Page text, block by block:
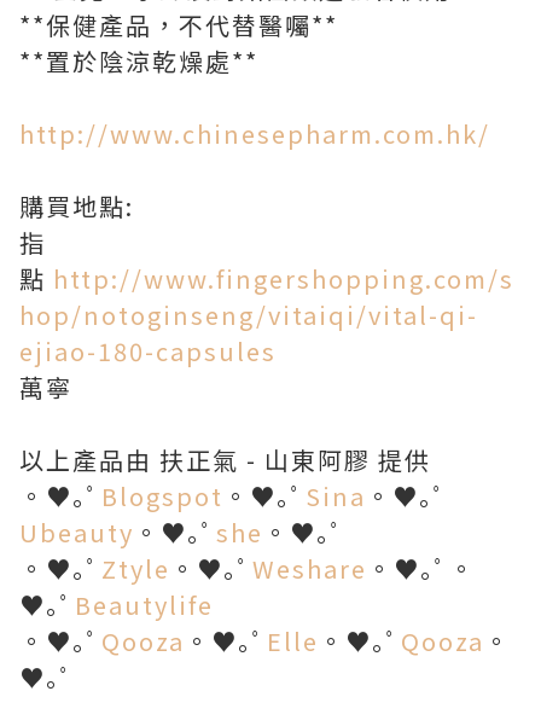
**保健產品，不代替醫囑**
**置於陰涼乾燥處**
http://www.chinesepharm.com.hk/
購買地點:
指
點 http://www.fingershopping.com/s
hop/notoginseng/vitaiqi/vital-qi-
ejiao-180-capsules
萬寧
以上產品由 扶正氣 - 山東阿膠 提供
。♥｡ﾟ Blogspot 。♥｡ﾟ Sina 。♥｡ﾟ
Ubeauty 。♥｡ﾟ she 。♥｡ﾟ
。♥｡ﾟ Ztyle 。♥｡ﾟ Weshare 。♥｡ﾟ。
♥｡ﾟ Beautylife
。♥｡ﾟ Qooza 。♥｡ﾟ Elle 。♥｡ﾟ Qooza 。
♥｡ﾟ